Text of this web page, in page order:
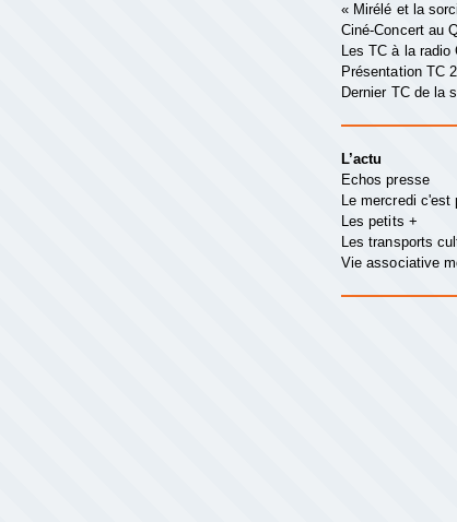
« Mirélé et la
Ciné-Concert au
Les TC à la radio
Présentation TC
Dernier TC de la
L’actu
Echos presse
Le mercredi c'est
Les petits +
Les transports
Vie associative